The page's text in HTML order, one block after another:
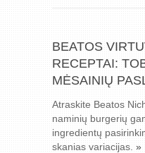
BEATOS
RECEPTAI:
MĖSAINIŲ
Atraskite Beatos
naminių burgerių
ingredientų
skanias variacijas. »